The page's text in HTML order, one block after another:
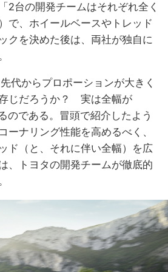
2台の開発チームはそれぞれ全く
で、ホイールベースやトレッド
クを決めた後は、両社が独自に
代からプロポーションが大きく
じだろうか？ 実は全幅が
のである。冒頭で紹介したよう
ーナリング性能を高めるべく、
ド（と、それに伴い全幅）を広
、トヨタの開発チームが徹底的